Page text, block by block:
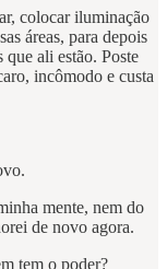
colocar iluminação
áreas, para depois
ali estão. Poste
incômodo e custa
mente, nem do
de novo agora.
tem o poder?